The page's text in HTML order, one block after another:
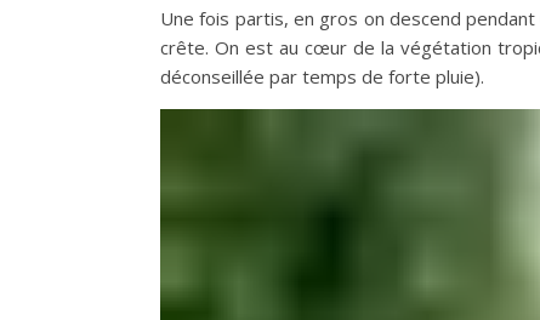
Une fois partis, en gros on descend
crête. On est au cœur de la végétation
déconseillée par temps de forte pluie).